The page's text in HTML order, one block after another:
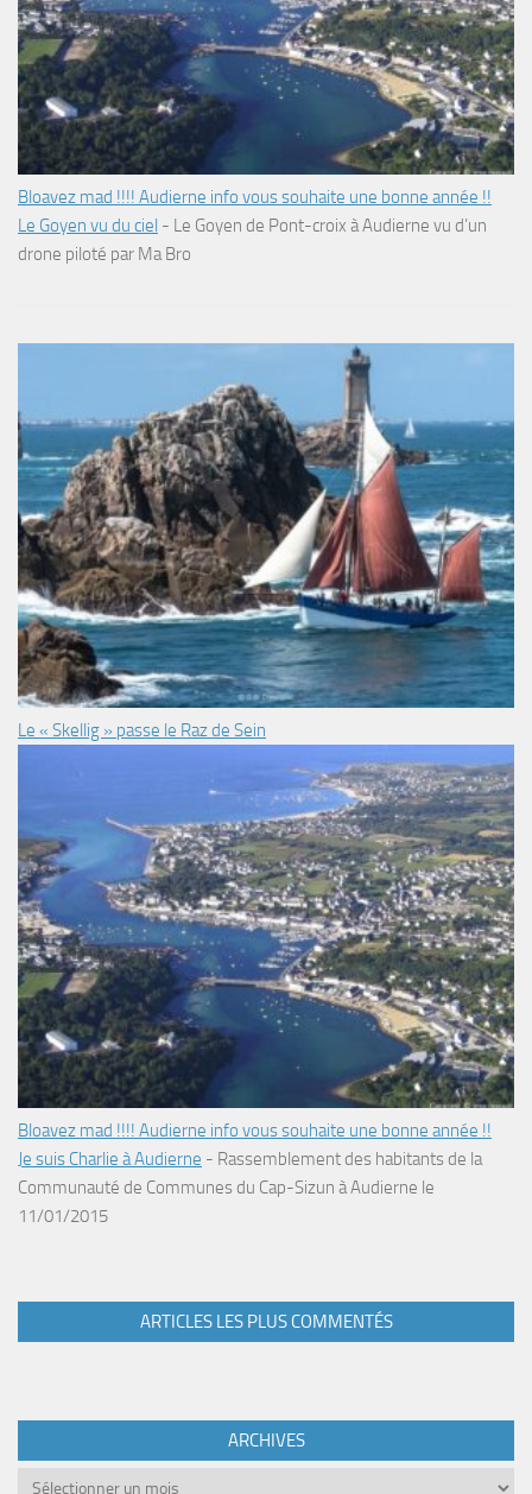
Bloavez mad !!!! Audierne info vous souhaite une bonne année !!
Le Goyen vu du ciel - Le Goyen de Pont-croix à Audierne vu d’un
drone piloté par Ma Bro
Le « Skellig » passe le Raz de Sein
Bloavez mad !!!! Audierne info vous souhaite une bonne année !!
Je suis Charlie à Audierne - Rassemblement des habitants de la
Communauté de Communes du Cap-Sizun à Audierne le
11/01/2015
ARTICLES LES PLUS COMMENTÉS
ARCHIVES
Archives